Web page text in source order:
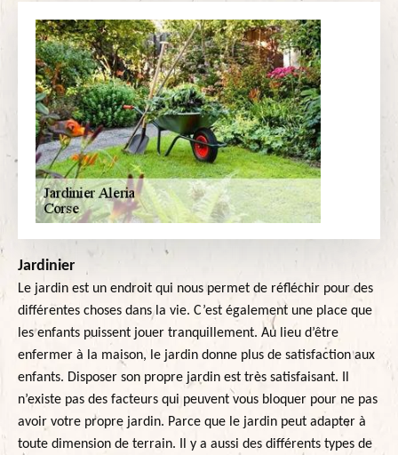
Jardinier
Le jardin est un endroit qui nous permet de réfléchir pour des
différentes choses dans la vie. C’est également une place que
les enfants puissent jouer tranquillement. Au lieu d’être
enfermer à la maison, le jardin donne plus de satisfaction aux
enfants. Disposer son propre jardin est très satisfaisant. Il
n’existe pas des facteurs qui peuvent vous bloquer pour ne pas
avoir votre propre jardin. Parce que le jardin peut adapter à
toute dimension de terrain. Il y a aussi des différents types de